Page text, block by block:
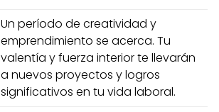
Un período de creatividad y
emprendimiento se acerca. Tu
valentía y fuerza interior te llevarán
a nuevos proyectos y logros
significativos en tu vida laboral.